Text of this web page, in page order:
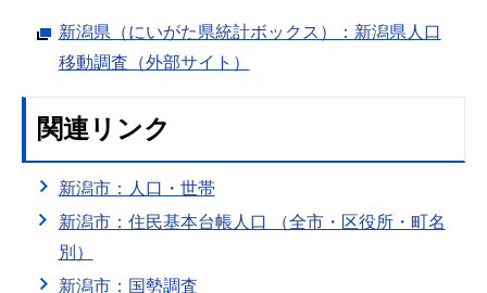
新潟県（にいがた県統計ボックス）：新潟県人口
移動調査（外部サイト）
関連リンク
新潟市：人口・世帯
新潟市：住民基本台帳人口 （全市・区役所・町名
別）
新潟市：国勢調査